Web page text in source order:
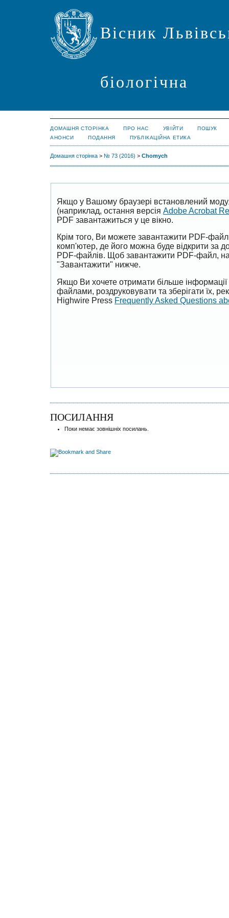
Вісник
біологічна
ДОМАШНЯ СТОРІНКА ПРО НАС УВІЙТИ
ПОШУК
АНОНСИ
ПОДАННЯ ПУБЛІКАЦІЙНА ЕТИКА
Домашня сторінка > № 73 (2016) > Chomych
Якщо у Вашому браузері встановлений
(наприклад, остання версія Adobe Acrobat
PDF завантажиться у це вікно.
Крім того, Ви можете завантажити PDF-
комп'ютер, де його можна буде відкрити за
PDF-файлів. Щоб завантажити PDF-файл,
"Завантажити" нижче.
Якщо Ви хочете отримати більше
файлами, роздруковувати та зберігати їх,
Highwire Press Frequently Asked Questions
ПОСИЛАННЯ
Поки немає зовнішніх посилань.